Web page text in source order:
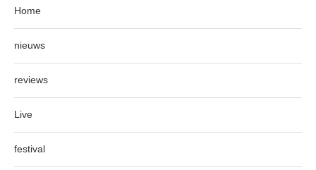
Home
nieuws
reviews
Live
festival